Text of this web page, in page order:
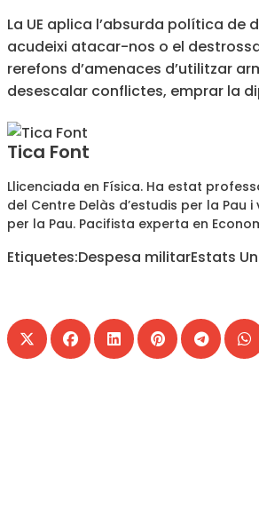
La UE aplica l’absurda política
acudeixi atacar-nos o el
rerefons d’amenaces d’utilitzar
desescalar conflictes, emprar la
Tica Font
Llicenciada en Física. Ha estat
del Centre Delàs d’estudis per la
per la Pau. Pacifista experta en
Etiquetes:Despesa militarEstats